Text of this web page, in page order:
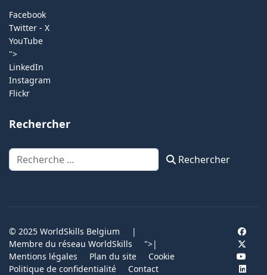
Facebook
Twitter - X
YouTube
">
LinkedIn
Instagram
Flickr
Rechercher
Rechercher Rechercher
© 2025 WorldSkills Belgium
|
Membre du réseau WorldSkills
">|
Mentions légales
Plan du site
Cookie
Politique de confidentialité
Contact